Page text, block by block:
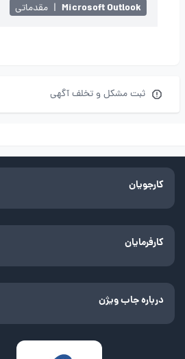
Microsoft Outlook
| مقدماتی
ثبت مشکل و تخلف آگهی
کارجویان
کارفرمایان
درباره جاب ویژن